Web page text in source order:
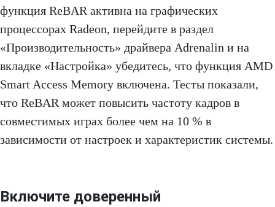
функция ReBAR активна на графических
процессорах Radeon, перейдите в раздел
«Производительность» драйвера Adrenalin и на
вкладке «Настройка» убедитесь, что функция AMD
Smart Access Memory включена. Тесты показали,
что ReBAR может повысить частоту кадров в
совместимых играх более чем на 10 % в
зависимости от настроек и характеристик системы.
Включите доверенный